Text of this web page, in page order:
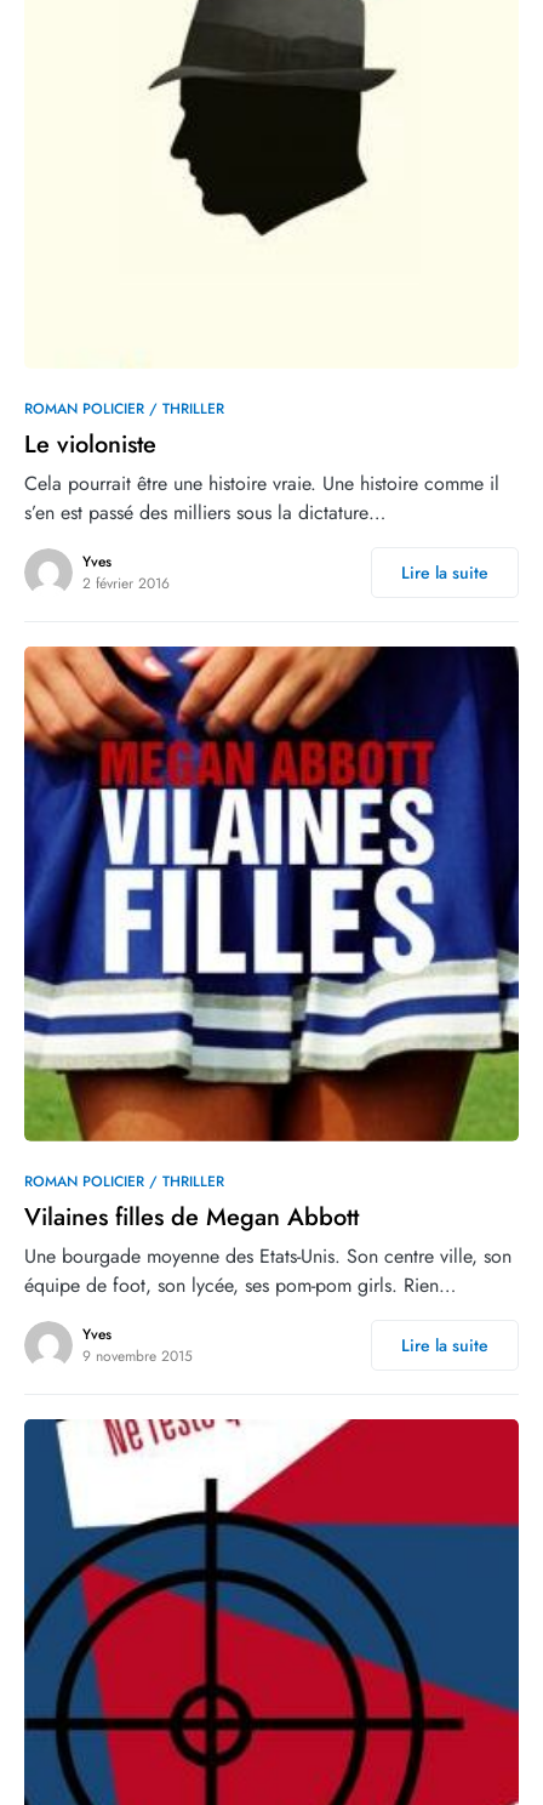
0
ROMAN POLICIER / THRILLER
Le violoniste
Cela pourrait être une histoire vraie. Une histoire comme il
s’en est passé des milliers sous la dictature…
Yves
2 février 2016
Lire la suite
0
ROMAN POLICIER / THRILLER
Vilaines filles de Megan Abbott
Une bourgade moyenne des Etats-Unis. Son centre ville, son
équipe de foot, son lycée, ses pom-pom girls. Rien…
Yves
9 novembre 2015
Lire la suite